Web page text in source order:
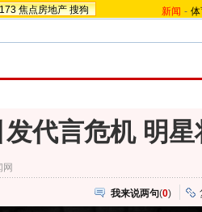
焦点房地产 搜狗 新闻 -
发代言危机 明
网
我来说两句(0)